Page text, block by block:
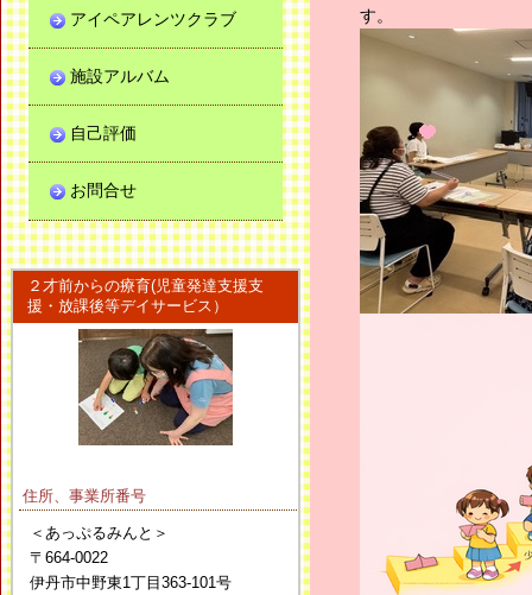
す。
アイペアレンツクラブ
施設アルバム
自己評価
お問合せ
２才前からの療育(児童発達支援支
援・放課後等デイサービス）
住所、事業所番号
＜あっぷるみんと＞
〒664-0022
伊丹市中野東1丁目363-101号